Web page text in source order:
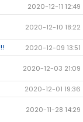
2020-12-11 12:49
2020-12-10 18:22
2020-12-09 13:51
2020-12-03 21:09
2020-12-01 19:36
2020-11-28 14:29